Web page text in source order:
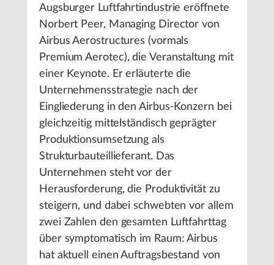
Augsburger Luftfahrtindustrie eröffnete
Norbert Peer, Managing Director von
Airbus Aerostructures (vormals
Premium Aerotec), die Veranstaltung mit
einer Keynote. Er erläuterte die
Unternehmensstrategie nach der
Eingliederung in den Airbus-Konzern bei
gleichzeitig mittelständisch geprägter
Produktionsumsetzung als
Strukturbauteillieferant. Das
Unternehmen steht vor der
Herausforderung, die Produktivität zu
steigern, und dabei schwebten vor allem
zwei Zahlen den gesamten Luftfahrttag
über symptomatisch im Raum: Airbus
hat aktuell einen Auftragsbestand von